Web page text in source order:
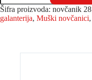
Šifra proizvoda: novčanik 28
galanterija, Muški novčanici,